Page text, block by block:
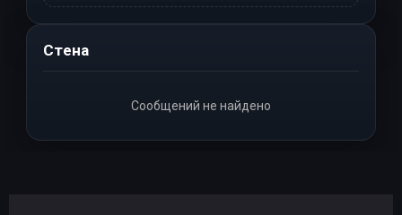
Стена
Сообщений не найдено